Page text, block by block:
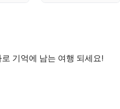
기억에 남는 여행 되세요!